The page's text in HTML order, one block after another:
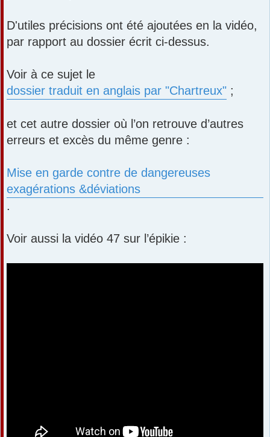
D'utiles précisions ont été ajoutées en la vidéo,
par rapport au dossier écrit ci-dessus.
Voir à ce sujet le
dossier traduit en anglais par "Chartreux" ;
et cet autre dossier où l’on retrouve d’autres
erreurs et excès du même genre :
Mise en garde contre de dangereuses
exagérations &déviations
.
Voir aussi la vidéo 47 sur l’épikie :